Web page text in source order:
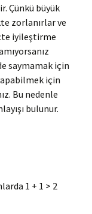
Çünkü büyük
zorlanırlar ve
iyileştirme
saymamak için
için
Bu nedenle
bulunur.
1 + 1 > 2